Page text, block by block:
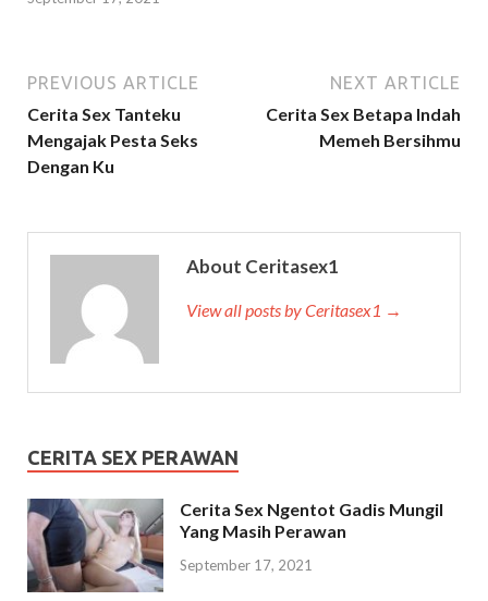
PREVIOUS ARTICLE
Cerita Sex Tanteku
Mengajak Pesta Seks
Dengan Ku
NEXT ARTICLE
Cerita Sex Betapa Indah
Memeh Bersihmu
About Ceritasex1
View all posts by Ceritasex1 →
CERITA SEX PERAWAN
Cerita Sex Ngentot Gadis Mungil
Yang Masih Perawan
September 17, 2021